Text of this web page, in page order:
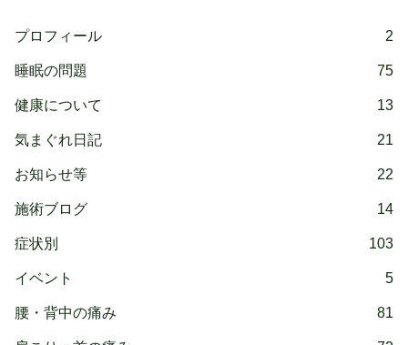
プロフィール 2
睡眠の問題 75
健康について 13
気まぐれ日記 21
お知らせ等 22
施術ブログ 14
症状別 103
イベント 5
腰・背中の痛み 81